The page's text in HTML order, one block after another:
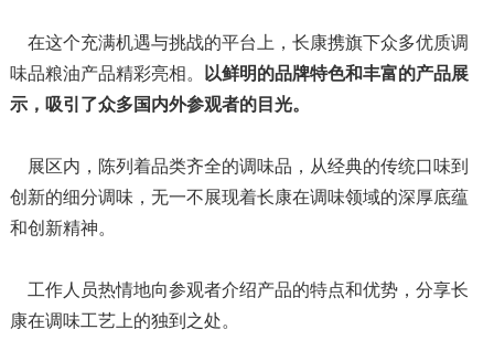
在这个充满机遇与挑战的平台上，长康携旗下众多优质调
味品粮油产品精彩亮相。
以鲜明的品牌特色和丰富的产品展
示，吸引了众多国内外参观者的目光。
展区内，陈列着品类齐全的调味品，从经典的传统口味到
创新的细分调味，无一不展现着长康在调味领域的深厚底蕴
和创新精神。
工作人员热情地向参观者介绍产品的特点和优势，分享长
康在调味工艺上的独到之处。